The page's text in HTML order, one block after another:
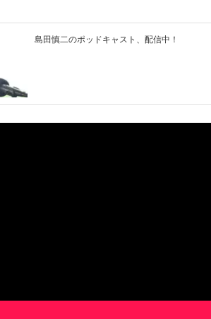
島田慎二のポッドキャスト、配信中！